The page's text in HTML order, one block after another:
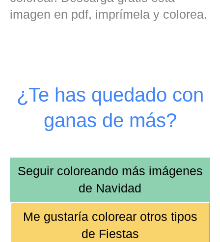
imagen en pdf, imprímela y colorea.
¿Te has quedado con
ganas de más?
Seguir coloreando más imágenes
de Navidad
Me gustaría colorear otros tipos
de Fiestas